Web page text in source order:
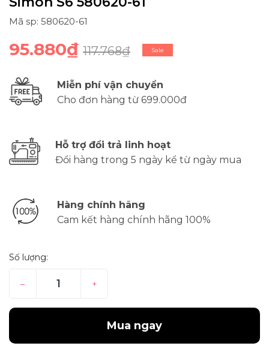
Mã sp: 580620-61
95.880₫ 117.768₫ Sale
Miễn phí vận chuyển
Cho đơn hàng từ 699.000đ
Hỗ trợ đổi trả linh hoạt
Đổi hàng trong 5 ngày kể từ ngày mua
Hàng chính hãng
Cam kết hàng chính hãng 100%
Số lượng:
– +
Mua ngay